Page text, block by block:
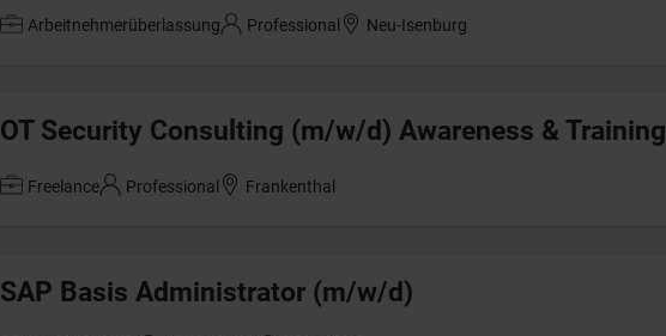
Arbeitnehmerüberlassung Professional Neu-Isenburg
OT Security Consulting (m/w/d) Awareness & Training
Freelance Professional Frankenthal
SAP Basis Administrator (m/w/d)